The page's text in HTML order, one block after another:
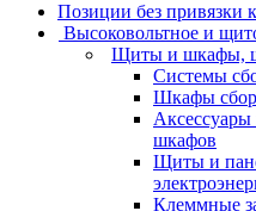
Позиции без привязки
Высоковольтное и
Щиты и шкафы,
Системы
Шкафы
шкафов
Щиты и
Клеммные